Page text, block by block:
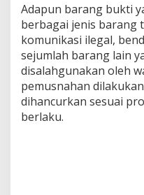
Adapun barang bukti
berbagai jenis barang
komunikasi ilegal,
sejumlah barang lain
disalahgunakan oleh
pemusnahan
dihancurkan sesuai
berlaku.